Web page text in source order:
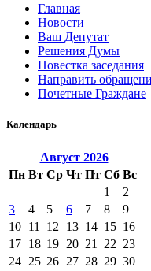
Главная
Новости
Ваш Депутат
Решения Думы
Повестка заседания
Направить
Почетные Граждане
Календарь
Август 2026
Пн Вт Ср Чт Пт Сб Вс
1
2
3
4 5 6 7 8
9
10 11 12 13 14 15 16
17 18 19 20 21 22 23
24 25 26 27 28 29 30